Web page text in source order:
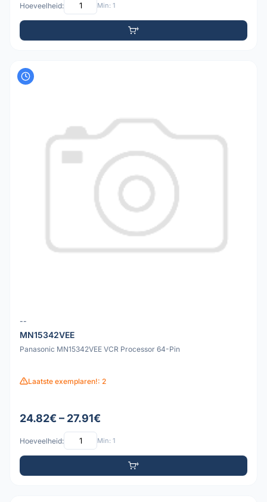
Hoeveelheid: Min: 1
--
MN15342VEE
Panasonic MN15342VEE VCR Processor 64-Pin
Laatste exemplaren!: 2
24.82€ – 27.91€
Hoeveelheid: Min: 1